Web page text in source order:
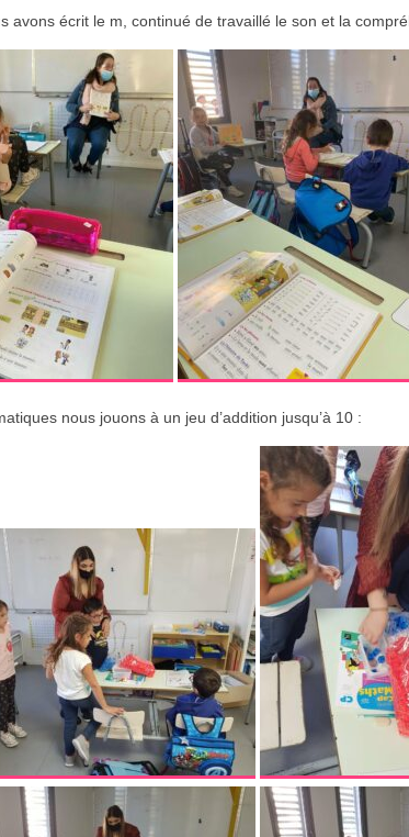
avons écrit le m, continué de travaillé le son et la
nous jouons à un jeu d’addition jusqu’à 10 :